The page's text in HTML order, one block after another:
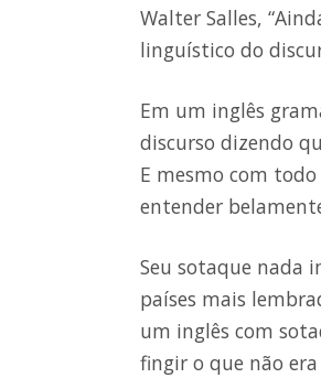
Walter Salles,
linguístico do
Em um inglês
discurso dizendo
E mesmo com
entender
Seu sotaque nada
países mais
um inglês com
fingir o que não